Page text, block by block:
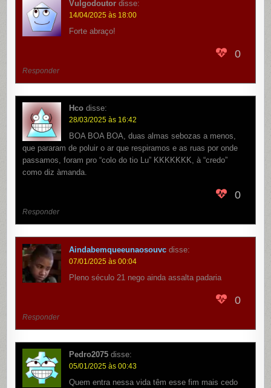
Vulgodoutor disse:
14/04/2025 às 18:00
Forte abraço!
0
Responder
Hco disse:
28/03/2025 às 16:42
BOA BOA BOA, duas almas sebozas a menos,
que pararam de poluir o ar que respiramos e as ruas por onde
passamos, foram pro “colo do tio Lu” KKKKKKK, à “credo”
como diz àmanda.
0
Responder
Aindabemqueeunaosouvc disse:
07/01/2025 às 00:04
Pleno século 21 nego ainda assalta padaria
0
Responder
Pedro2075 disse:
05/01/2025 às 00:43
Quem entra nessa vida têm esse fim mais cedo